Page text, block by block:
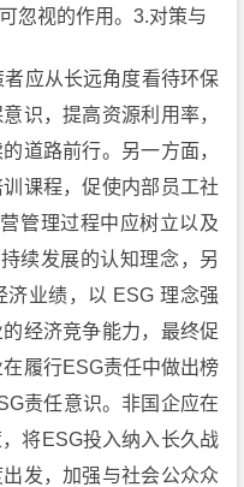
忽视的作用。3.对策与
应从长远角度看待环保
识，提高资源利用率，
道路前行。另一方面，
课程，促使内部员工社
管理过程中应树立以及
续发展的认知理念，另
业绩，以 ESG 理念强
经济竞争能力，最终促
履行ESG责任中做出榜
责任意识。非国企应在
将ESG投入纳入长久战
发，加强与社会公众众